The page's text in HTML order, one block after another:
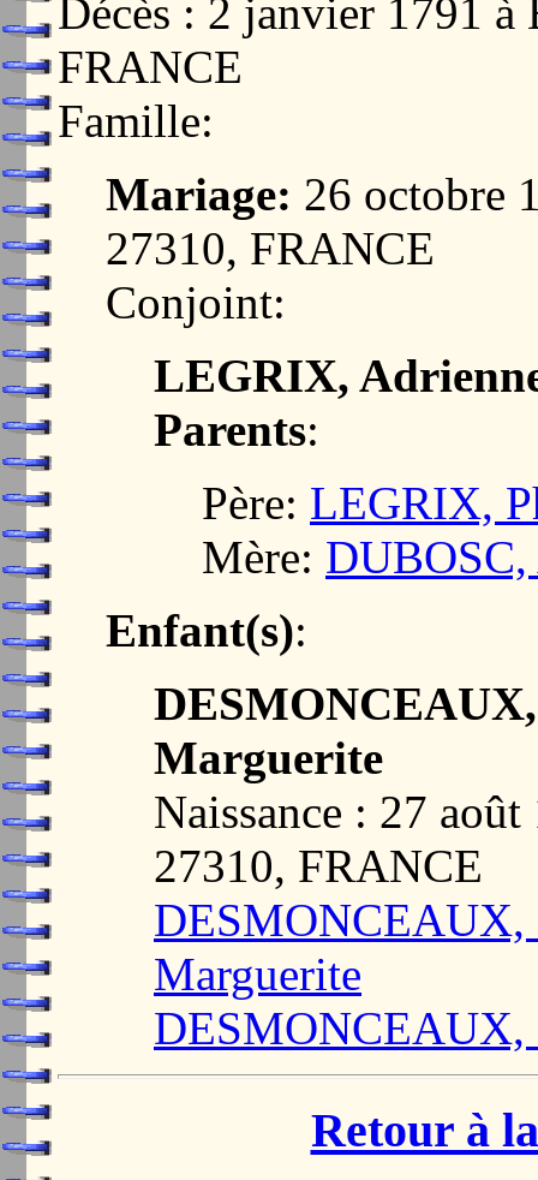
Décès : 2 janvier 1791
FRANCE
Famille:
Mariage: 26 octobre
27310, FRANCE
Conjoint:
LEGRIX,
Parents:
Père: LEGRIX,
Mère:
Enfant(s):
Marguerite
Naissance : 27
27310, FRANCE
DESMONCEAUX,
Marguerite
DESMONCEAUX,
Retour à